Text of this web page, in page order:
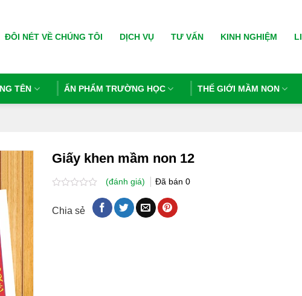
ĐÔI NÉT VỀ CHÚNG TÔI DỊCH VỤ TƯ VẤN KINH NGHIỆM
TÊN ẤN PHẨM TRƯỜNG HỌC THẾ GIỚI MẦM NON
Giấy khen mầm non 12
xếp
hạng
(đánh giá) Đã bán 0
Chia sẻ